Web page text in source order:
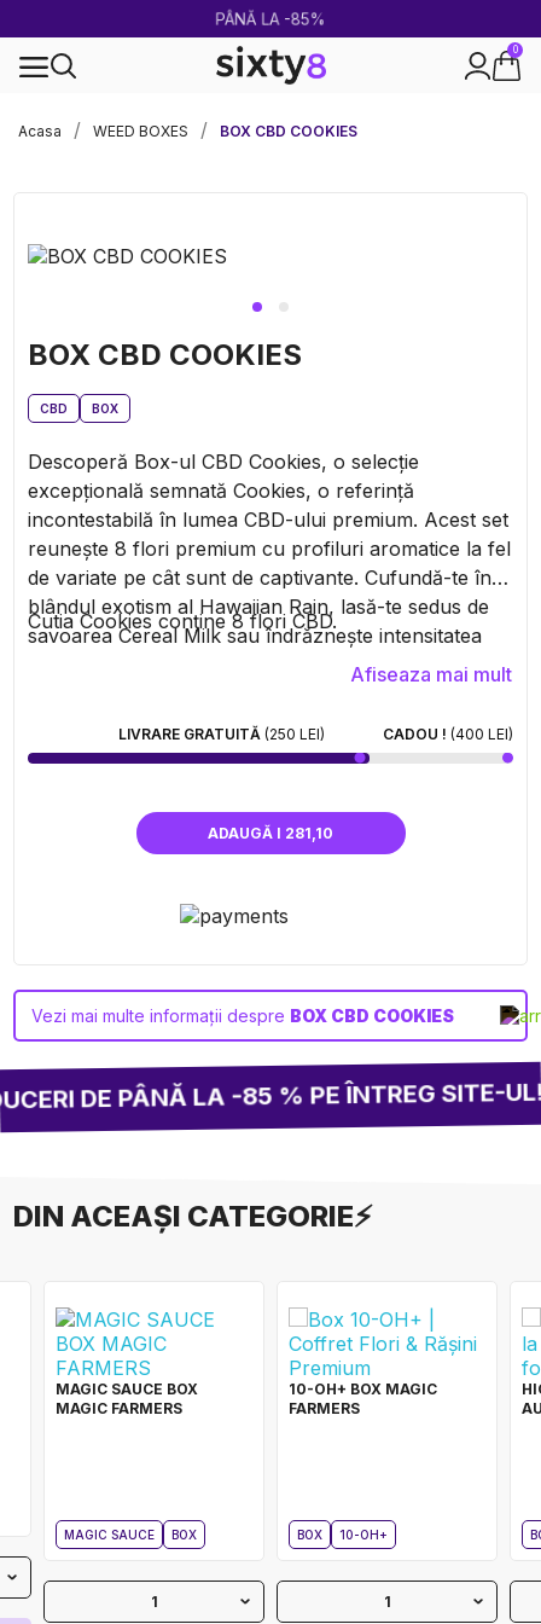
PÂNĂ LA -85%
0
Acasa
WEED BOXES BOX CBD COOKIES
BOX CBD COOKIES
CBD BOX
Descoperă Box-ul CBD Cookies, o selecție
excepțională semnată Cookies, o referință
incontestabilă în lumea CBD-ului premium. Acest set
reunește 8 flori premium cu profiluri aromatice la fel
de variate pe cât sunt de captivante. Cufundă-te în
blândul exotism al Hawaiian Rain, lasă-te sedus de
savoarea Cereal Milk sau îndrăznește intensitatea
fructată a Blue Raz. Cu Cookies, fiecare floare este
senzorială. Perfect atât pentru cunoscători, cât și
pentru curioși, Box-ul CBD Cookies este o
Cutia Cookies conține 8 flori CBD.
Afiseaza mai mult
LIVRARE GRATUITĂ(250 LEI) CADOU ! (400 LEI)
ADAUGĂ I 281,10
Vezi mai multe informații despre BOX CBD COOKIES
DE PÂNĂ LA -85 % PE ÎNTREG SITE-UL!
DIN ACEAȘI CATEGORIE⚡
MAGIC SAUCE BOX
MAGIC FARMERS
MAGIC SAUCE BOX
1
10-OH+ BOX MAGIC
FARMERS
BOX 10-OH+
1